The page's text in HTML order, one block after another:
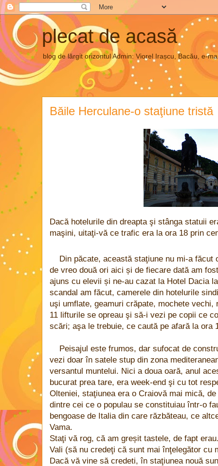
plecat de acasă
blog de lărgit orizontul Admin: Viorel Irașcu, Bacău, e-
Băile Herculane-o staţiune tristă
Dacă hotelurile din dreapta şi stânga statuii
maşini, uitaţi-vă ce trafic era la ora 18 prin
Din păcate, această staţiune nu mi-a făcut
de vreo două ori aici și de fiecare dată am
ajuns cu elevii și ne-au cazat la Hotel Dacia
scandal am făcut, camerele din hotelurile
uşi umflate, geamuri crăpate, mochete vechi,
11 lifturile se opreau şi să-i vezi pe copii ce
scări; aşa le trebuie, ce caută pe afară la ora
Peisajul este frumos, dar sufocat de
vezi doar în satele stup din zona
versantul muntelui. Nici a doua oară, anul
bucurat prea tare, era week-end şi cu tot
Olteniei, staţiunea era o Craiovă mai mică,
dintre cei ce o populau se constituiau într-o
bengoase de Italia din care răzbăteau, ce
Vama.
Staţi vă rog, că am greșit tastele, de fapt
Vali (să nu credeţi că sunt mai înţelegător cu
Dacă vă vine să credeti, în staţiunea nouă